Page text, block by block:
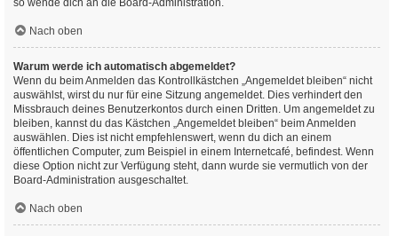
so wende dich an die Board-Administration.
Nach oben
Warum werde ich automatisch abgemeldet?
Wenn du beim Anmelden das Kontrollkästchen „Angemeldet bleiben“ nicht
auswählst, wirst du nur für eine Sitzung angemeldet. Dies verhindert den
Missbrauch deines Benutzerkontos durch einen Dritten. Um angemeldet zu
bleiben, kannst du das Kästchen „Angemeldet bleiben“ beim Anmelden
auswählen. Dies ist nicht empfehlenswert, wenn du dich an einem
öffentlichen Computer, zum Beispiel in einem Internetcafé, befindest. Wenn
diese Option nicht zur Verfügung steht, dann wurde sie vermutlich von der
Board-Administration ausgeschaltet.
Nach oben